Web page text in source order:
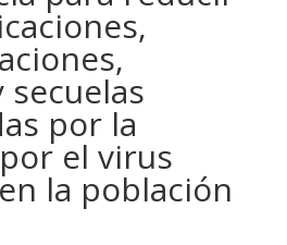
por la
el virus
la población